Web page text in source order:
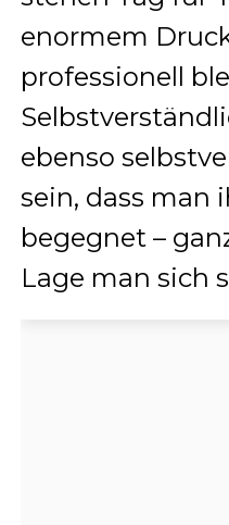
enormem
professionell
ebenso
sein, dass man
begegnet –
Lage man sich